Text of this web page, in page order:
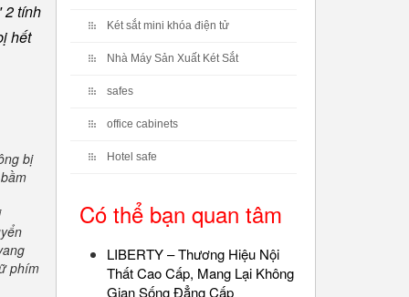
2 tính
hết
bị
phím
Két sắt mini khóa điện tử
Nhà Máy Sản Xuất Két Sắt
safes
office cabinets
Hotel safe
Có thể bạn quan tâm
LIBERTY – Thương Hiệu Nội
Thất Cao Cấp, Mang Lại Không
Gian Sống Đẳng Cấp